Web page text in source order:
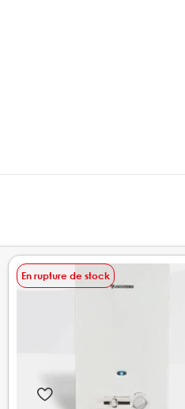
En rupture de stock